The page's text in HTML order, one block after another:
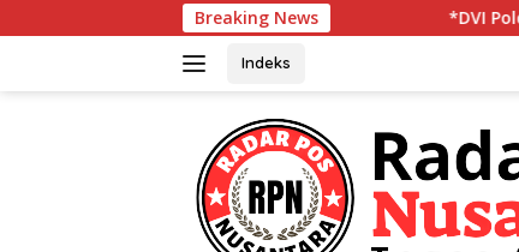
ke
Breaking News
*DVI Polda Jatim Serahkan
Indeks